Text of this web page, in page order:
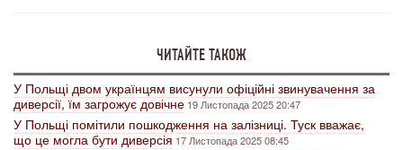
ЧИТАЙТЕ ТАКОЖ
У Польщі двом українцям висунули офіційні звинувачення за
диверсії, їм загрожує довічне 19 Листопада 2025 20:47
У Польщі помітили пошкодження на залізниці. Туск вважає,
що це могла бути диверсія 17 Листопада 2025 08:45